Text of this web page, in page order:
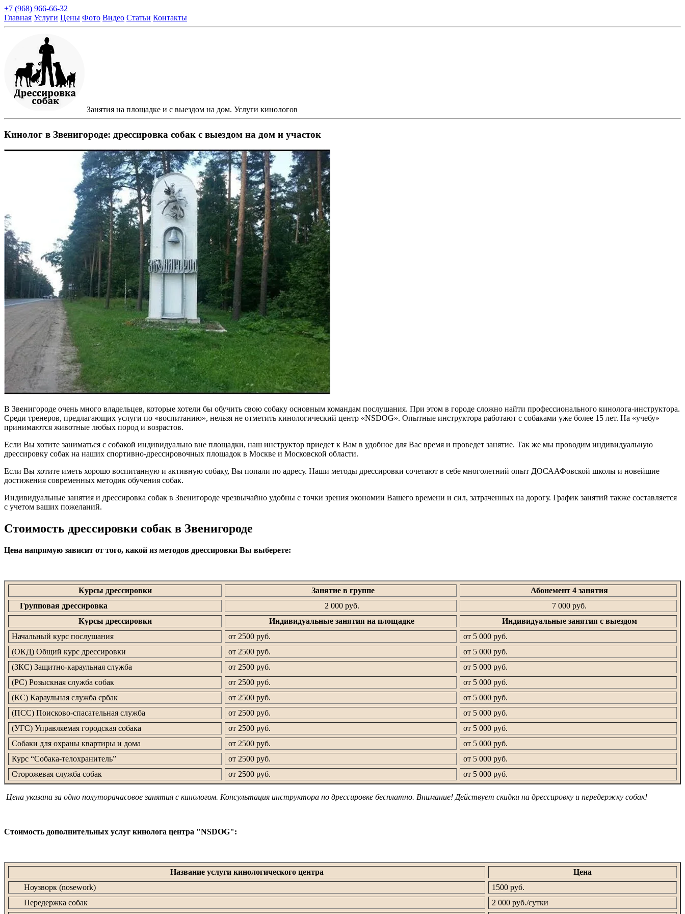
+7 (968) 966-66-32
Главная Услуги Цены Фото Видео Статьи Контакты
Занятия на площадке и с выездом на дом. Услуги кинологов
Кинолог в Звенигороде: дрессировка собак с выездом на дом и участок
В Звенигороде очень много владельцев, которые хотели бы обучить свою собаку основным командам послушания. При этом в городе сложно найти профессионального кинолога-инструктора.
Среди тренеров, предлагающих услуги по «воспитанию», нельзя не отметить кинологический центр «NSDOG». Опытные инструктора работают с собаками уже более 15 лет. На «учебу»
принимаются животные любых пород и возрастов.
Если Вы хотите заниматься с собакой индивидуально вне площадки, наш инструктор приедет к Вам в удобное для Вас время и проведет занятие. Так же мы проводим индивидуальную
дрессировку собак на наших спортивно-дрессировочных площадок в Москве и Московской области.
Если Вы хотите иметь хорошо воспитанную и активную собаку, Вы попали по адресу. Наши методы дрессировки сочетают в себе многолетний опыт ДОСААФовской школы и новейшие
достижения современных методик обучения собак.
Индивидуальные занятия и дрессировка собак в Звенигороде чрезвычайно удобны с точки зрения экономии Вашего времени и сил, затраченных на дорогу. График занятий также составляется
с учетом ваших пожеланий.
Стоимость дрессировки собак в Звенигороде
Цена напрямую зависит от того, какой из методов дрессировки Вы выберете:
Курсы дрессировки Занятие в группе
Абонемент 4 занятия
Групповая дрессировка
2 000 руб.
7 000 руб.
Курсы дрессировки
Индивидуальные занятия на площадке
Индивидуальные занятия с выездом
Начальный курс послушания
от 2500 руб.
от 5 000 руб.
(ОКД) Общий курс дрессировки
от 2500 руб.
от 5 000 руб.
(ЗКС) Защитно-караульная служба
от 2500 руб.
от 5 000 руб.
(РС) Розыскная служба собак
от 2500 руб.
от 5 000 руб.
(КС) Караульная служба србак
от 2500 руб.
от 5 000 руб.
(ПСС) Поисково-спасательная служба
от 2500 руб.
от 5 000 руб.
(УГС) Управляемая городская собака
от 2500 руб.
от 5 000 руб.
Собаки для охраны квартиры и дома
от 2500 руб.
от 5 000 руб.
Курс “Собака-телохранитель”
от 2500 руб.
от 5 000 руб.
Сторожевая служба собак
от 2500 руб. от 5 000 руб.
Цена указана за одно полуторачасовое занятия с кинологом. Консультация инструктора по дрессировке бесплатно. Внимание! Действует скидки на дрессировку и передержку собак!
Стоимость дополнительных услуг кинолога центра "NSDOG":
Название услуги кинологического центра
Цена
Ноузворк (nosework)
1500 руб.
Передержка собак
2 000 руб./сутки